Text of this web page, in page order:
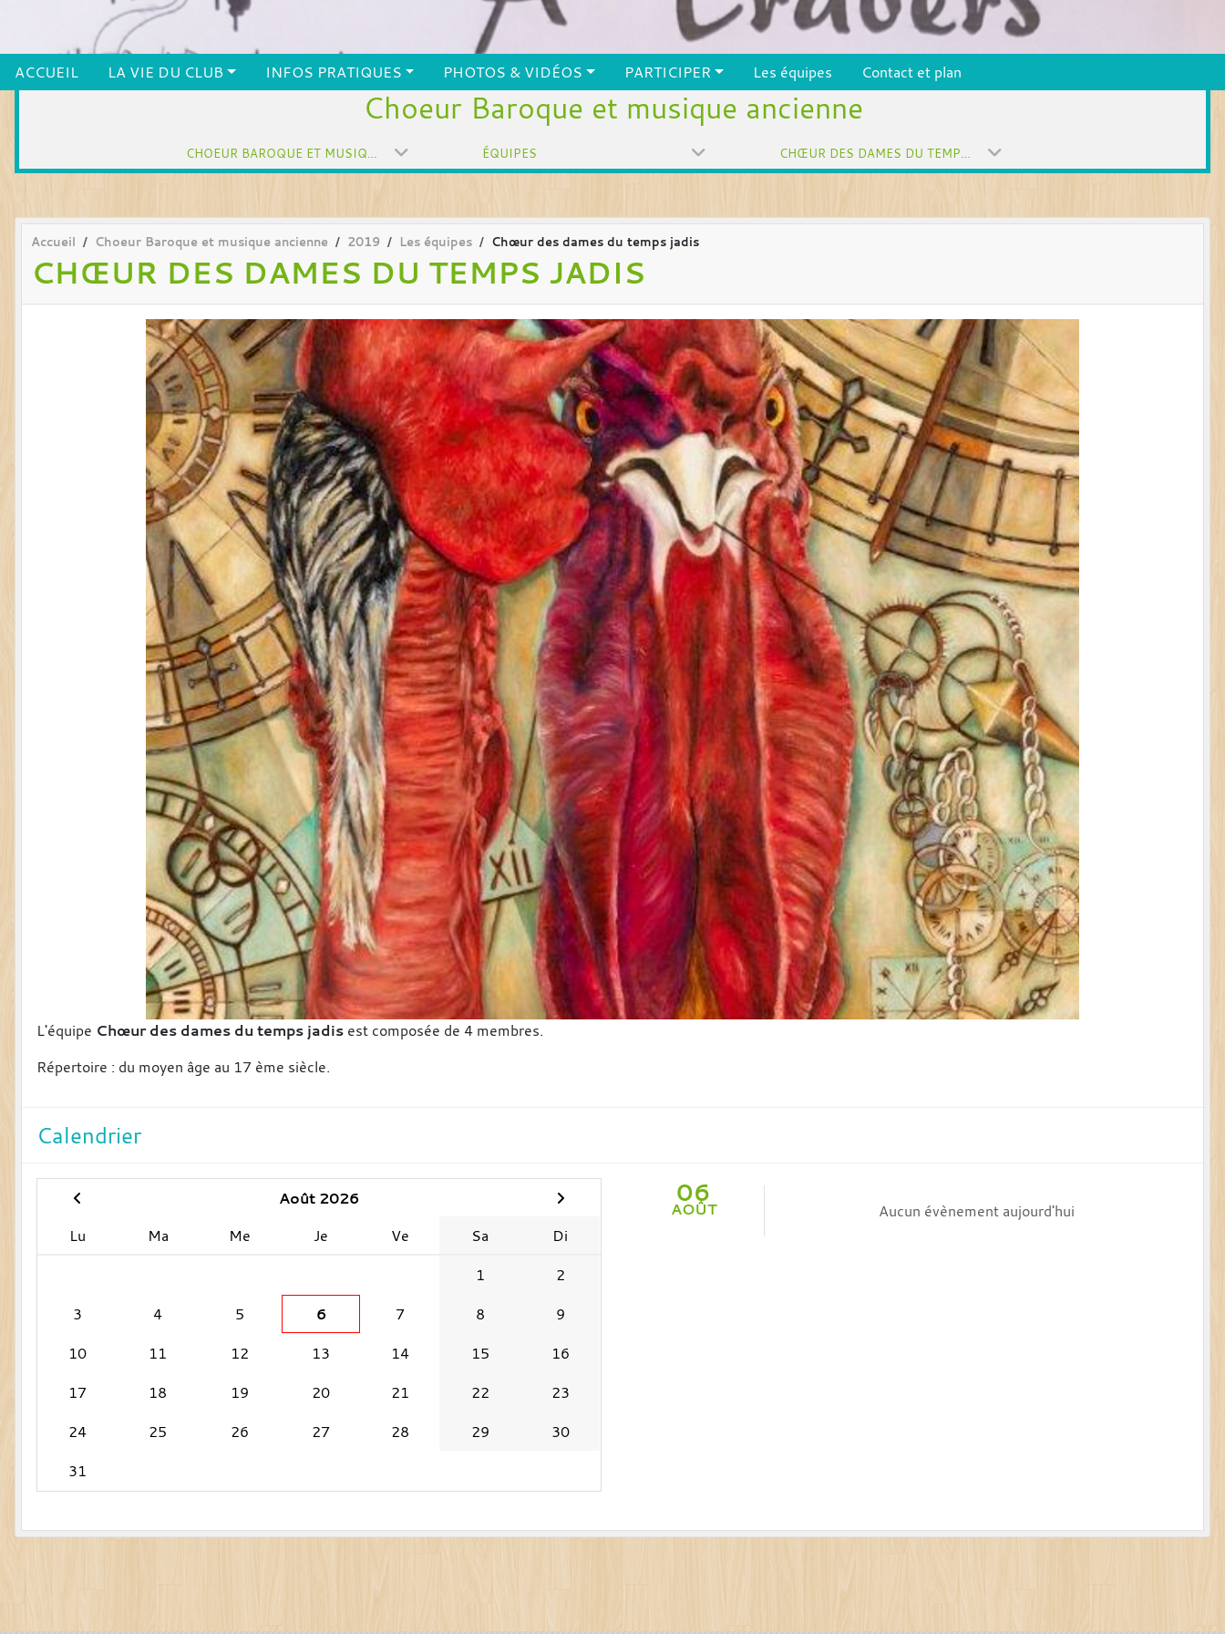
ACCUEIL LA VIE DU CLUB INFOS PRATIQUES PHOTOS & VIDÉOS PARTICIPER Les équipes Contact et plan
Choeur Baroque et musique ancienne
CHOEUR BAROQUE ET MUSIQUE ANCIENNE ÉQUIPES CHŒUR DES DAMES DU TEMPS JADIS (SAISON 2019)
Accueil Choeur Baroque et musique ancienne 2019 Les équipes Chœur des dames du temps jadis
CHŒUR DES DAMES DU TEMPS JADIS
L'équipe Chœur des dames du temps jadis est composée de 4 membres.
Répertoire : du moyen âge au 17 ème siècle.
Calendrier
Août 2026
Lu
Ma Me Je Ve Sa
Di
1
2
3
4 5 6 7 8
9
10
11 12 13 14 15
16
17
18 19 20 21 22
23
24
25 26 27 28 29
30
31
06
AOÛT Aucun évènement aujourd'hui